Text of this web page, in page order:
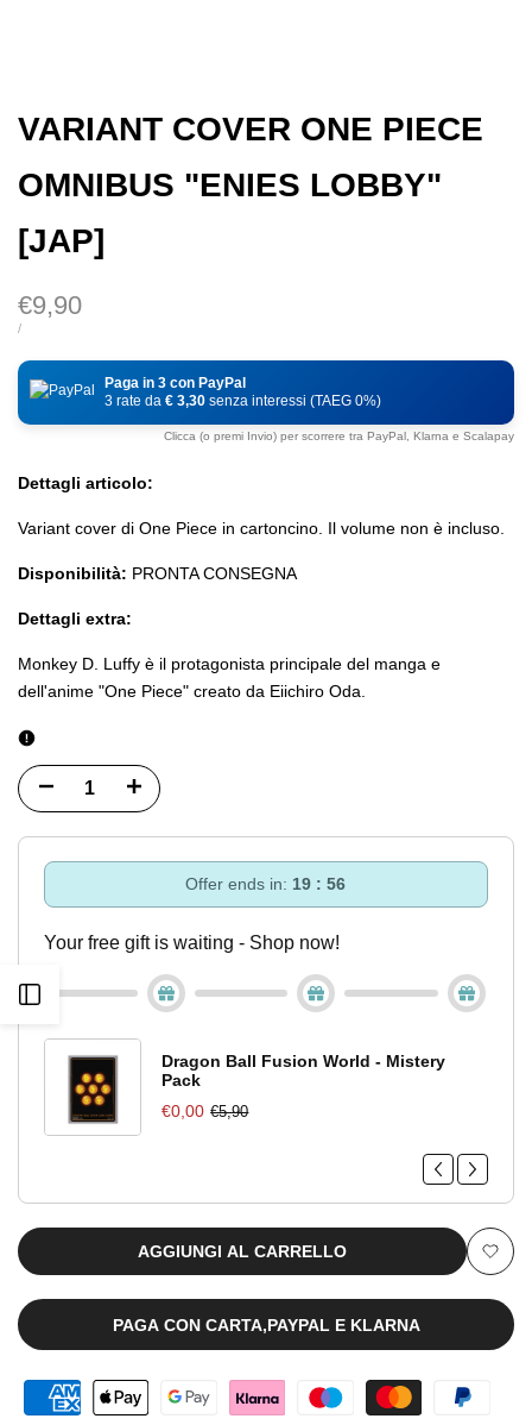
Apri
barra
laterale
VARIANT COVER ONE PIECE
OMNIBUS "ENIES LOBBY"
[JAP]
Prezzo
di
vendita
€9,90
PREZZO
UNITÀ
/PER
Paga in 3 con PayPal
3 rate da € 3,30 senza interessi (TAEG 0%)
Clicca (o premi Invio) per scorrere tra PayPal, Klarna e Scalapay
Dettagli articolo:
Variant cover di One Piece in cartoncino. Il volume non è incluso.
Disponibilità: PRONTA CONSEGNA
Dettagli extra:
Monkey D. Luffy è il protagonista principale del manga e
dell'anime "One Piece" creato da Eiichiro Oda.
Diminuisci
quantità
Piece
Omnibus
Incrementa
quantità
One
Piece
Omnibus
Offer ends in: 19 : 55
Your free gift is waiting - Shop now!
Dragon Ball Fusion World - Mistery
Pack
€0,00 €5,90
AGGIUNGI AL CARRELLO
alla
PAGA CON CARTA,PAYPAL E KLARNA